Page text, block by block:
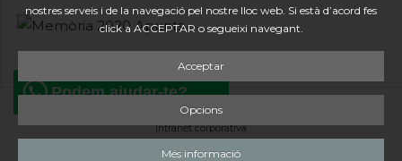
Avís Legal i Política de Privacitat
Intranet corporativa
Podem ajudar-te?
nostres serveis i de la navegació pel nostre lloc web. Si està d’acord fes
click a ACCEPTAR o segueixi navegant.
Acceptar
Opcions
Més informació